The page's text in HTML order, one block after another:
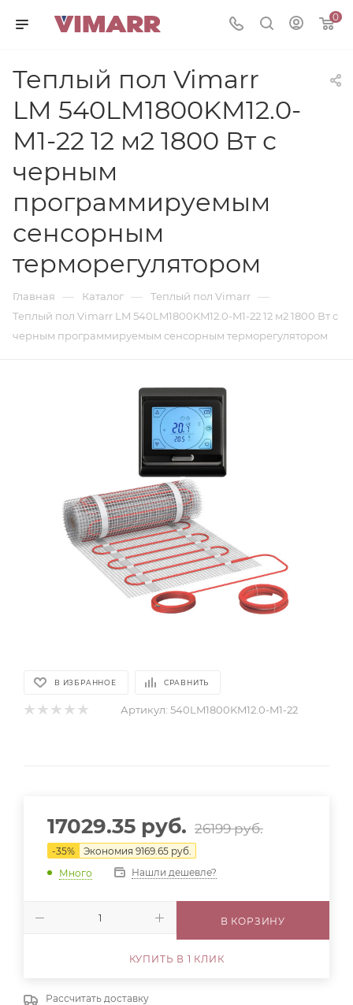
0
Теплый пол Vimarr
LM 540LM1800KM12.0-
M1-22 12 м2 1800 Вт с
черным
программируемым
сенсорным
терморегулятором
Главная — Каталог — Теплый пол Vimarr —
Теплый пол Vimarr LM 540LM1800KM12.0-M1-22 12 м2 1800 Вт с
черным программируемым сенсорным терморегулятором
В ИЗБРАННОЕ СРАВНИТЬ
Артикул: 540LM1800KM12.0-M1-22
17029.35 руб. 26199руб.
-35% Экономия 9169.65 руб.
Много
Нашли дешевле?
В КОРЗИНУ
КУПИТЬ В 1 КЛИК
Рассчитать доставку